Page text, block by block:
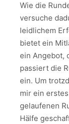
Wie die
versuche
leidlichem
bietet ein
ein Angebot,
passiert die
ein. Um
mir ein
gelaufenen
Hälfe